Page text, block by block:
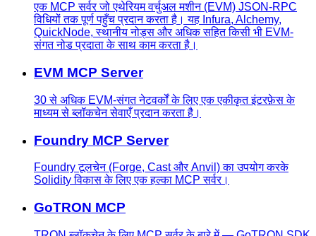
एक MCP सर्वर जो एथेरियम वर्चुअल मशीन (EVM) JSON-RPC
विधियों तक पूर्ण पहुँच प्रदान करता है। यह Infura, Alchemy,
QuickNode, स्थानीय नोड्स और अधिक सहित किसी भी EVM-
संगत नोड प्रदाता के साथ काम करता है।
EVM MCP Server
30 से अधिक EVM-संगत नेटवर्कों के लिए एक एकीकृत इंटरफ़ेस के
माध्यम से ब्लॉकचेन सेवाएँ प्रदान करता है।
Foundry MCP Server
Foundry टूलचेन (Forge, Cast और Anvil) का उपयोग करके
Solidity विकास के लिए एक हल्का MCP सर्वर।
GoTRON MCP